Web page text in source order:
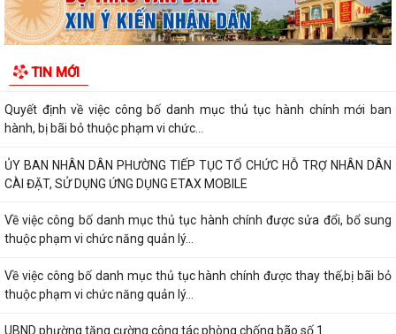
TIN MỚI
sung, bị bãi bỏ thuộc phạm vi chức...
DÂN CÀI ĐẶT, SỬ DỤNG ỨNG DỤNG ETAX MOBILE,...
Quyết định về việc công bố danh mục thủ tục hành chính mới ban
hành, bị bãi bỏ thuộc phạm vi chức...
ỦY BAN NHÂN DÂN PHƯỜNG TIẾP TỤC TỔ CHỨC HỖ TRỢ NHÂN DÂN
CÀI ĐẶT, SỬ DỤNG ỨNG DỤNG ETAX MOBILE
Về việc công bố danh mục thủ tục hành chính được sửa đổi, bổ sung
thuộc phạm vi chức năng quản lý...
Về việc công bố danh mục thủ tục hành chính được thay thế,bị bãi bỏ
thuộc phạm vi chức năng quản lý...
UBND phường tăng cường công tác phòng chống bão số 1